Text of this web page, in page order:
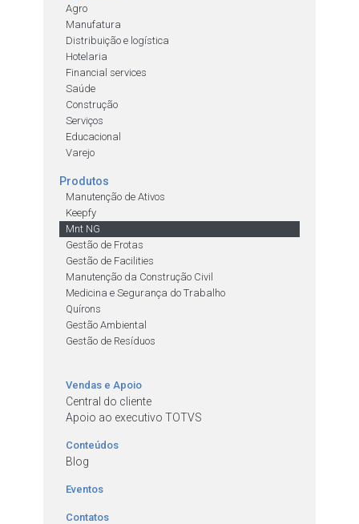
Agro
Manufatura
Distribuição e logística
Hotelaria
Financial services
Saúde
Construção
Serviços
Educacional
Varejo
Produtos
Manutenção de Ativos
Keepfy
Mnt NG
Gestão de Frotas
Gestão de Facilities
Manutenção da Construção Civil
Medicina e Segurança do Trabalho
Quírons
Gestão Ambiental
Gestão de Resíduos
Vendas e Apoio
Central do cliente
Apoio ao executivo TOTVS
Conteúdos
Blog
Eventos
Contatos